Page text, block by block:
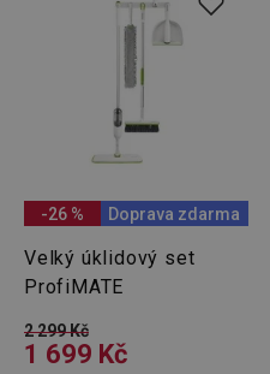
-26 % Doprava zdarma
Velký úklidový set
ProfiMATE
2 299 Kč
1 699 Kč